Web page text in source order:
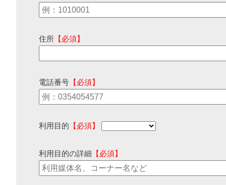
住所 【必須】
電話番号 【必須】
利用目的 【必須】
利用目的の詳細 【必須】